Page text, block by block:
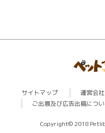
サイトマップ 運営会社
ご出展及び広告出稿につ
Copyright© 2018